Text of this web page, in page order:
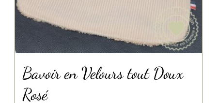
Bavoir en Velours tout Doux
Rosé